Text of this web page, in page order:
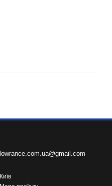
lowrance.com.ua@gmail.com
Київ